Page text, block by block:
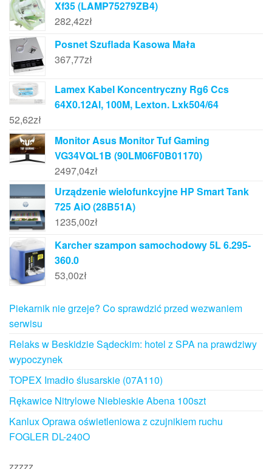
Xf35 (LAMP75279ZB4)
282,42zł
Posnet Szuflada Kasowa Mała
367,77zł
Lamex Kabel Koncentryczny Rg6 Ccs
64X0.12Al, 100M, Lexton. Lxk504/64
52,62zł
Monitor Asus Monitor Tuf Gaming
VG34VQL1B (90LM06F0B01170)
2497,04zł
Urządzenie wielofunkcyjne HP Smart Tank
725 AiO (28B51A)
1235,00zł
Karcher szampon samochodowy 5L 6.295-
360.0
53,00zł
Piekarnik nie grzeje? Co sprawdzić przed wezwaniem
serwisu
Relaks w Beskidzie Sądeckim: hotel z SPA na prawdziwy
wypoczynek
TOPEX Imadło ślusarskie (07A110)
Rękawice Nitrylowe Niebieskie Abena 100szt
Kanlux Oprawa oświetleniowa z czujnikiem ruchu
FOGLER DL-240O
zzzzz